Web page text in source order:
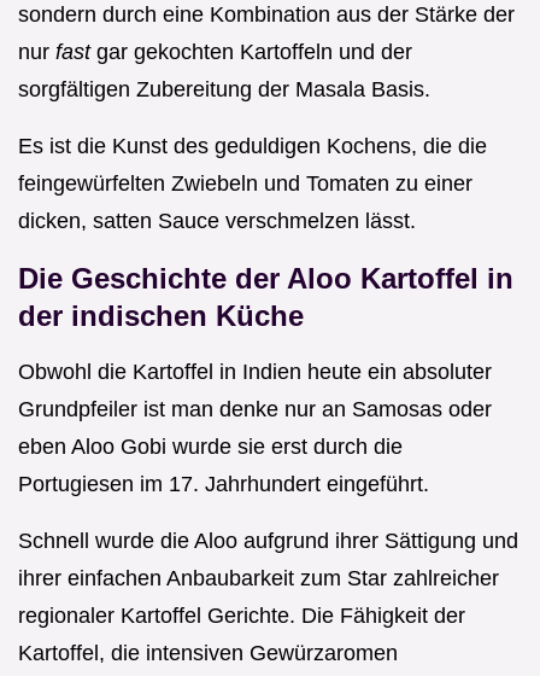
sondern durch eine Kombination aus der Stärke der
nur fast gar gekochten Kartoffeln und der
sorgfältigen Zubereitung der Masala Basis.
Es ist die Kunst des geduldigen Kochens, die die
feingewürfelten Zwiebeln und Tomaten zu einer
dicken, satten Sauce verschmelzen lässt.
Die Geschichte der Aloo Kartoffel in
der indischen Küche
Obwohl die Kartoffel in Indien heute ein absoluter
Grundpfeiler ist man denke nur an Samosas oder
eben Aloo Gobi wurde sie erst durch die
Portugiesen im 17. Jahrhundert eingeführt.
Schnell wurde die Aloo aufgrund ihrer Sättigung und
ihrer einfachen Anbaubarkeit zum Star zahlreicher
regionaler Kartoffel Gerichte. Die Fähigkeit der
Kartoffel, die intensiven Gewürzaromen